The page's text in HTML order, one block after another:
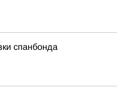
спанбонда